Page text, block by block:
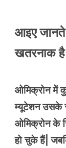
आइए जानते
खतरनाक है
ओमिक्रोन में
म्यूटेशन उसके
ओमिक्रोन के
हो चुके हैं|